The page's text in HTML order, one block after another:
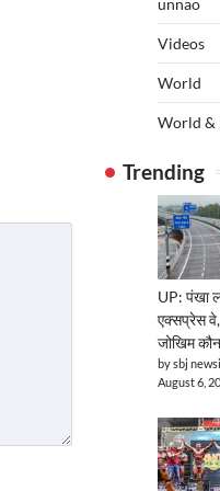
unnao
Videos
World
World &
Trending
UP: पंखा
एक्सप्रेस
जोखिम
by sbj
August 6,